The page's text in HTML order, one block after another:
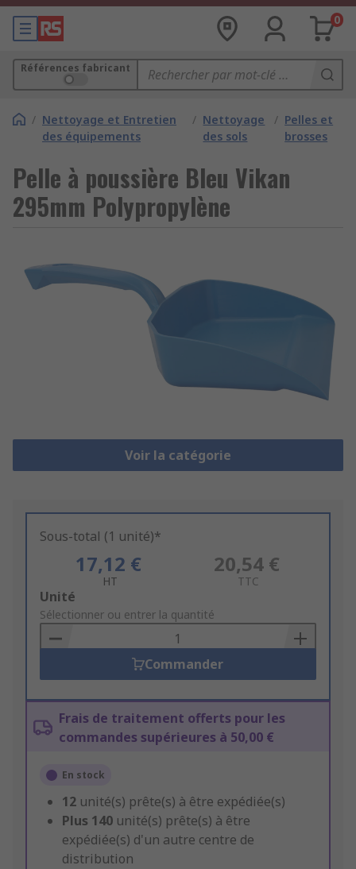
0
Références fabricant
/ Nettoyage et Entretien
des équipements
/ Nettoyage
des sols
/ Pelles et
brosses
Pelle à poussière Bleu Vikan
295mm Polypropylène
Voir la catégorie
Sous-total (1 unité)*
17,12 €
HT
20,54 €
TTC
Add
to
Basket
Unité
Sélectionner ou entrer la quantité
Commander
Frais de traitement offerts pour les
commandes supérieures à 50,00 €
En stock
12 unité(s) prête(s) à être expédiée(s)
Plus 140 unité(s) prête(s) à être
expédiée(s) d'un autre centre de
distribution